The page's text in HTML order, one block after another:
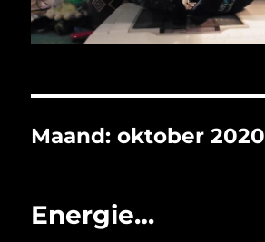
Maand:oktober 2020
Energie…